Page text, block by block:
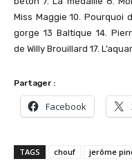
Miss Maggie 10. Pourquoi
gorge 13 Baltique 14.
de Willy Brouillard 17.
Partager :
Facebook
TAGS chouf jerôme